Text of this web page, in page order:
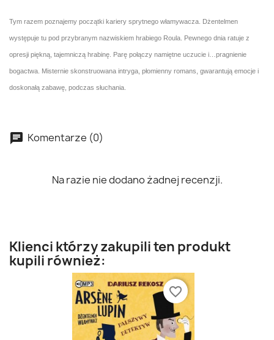
Tym razem poznajemy początki kariery sprytnego włamywacza. Dżentelmen
występuje tu pod przybranym nazwiskiem hrabiego Roula. Pewnego dnia ratuje z
opresji piękną, tajemniczą hrabinę. Parę połączy namiętne uczucie i…pragnienie
bogactwa. Misternie skonstruowana intryga, płomienny romans, gwarantują emocje i
doskonałą zabawę, podczas słuchania.
Komentarze (0)
Na razie nie dodano żadnej recenzji.
Klienci którzy zakupili ten produkt
kupili również:
favorite_border